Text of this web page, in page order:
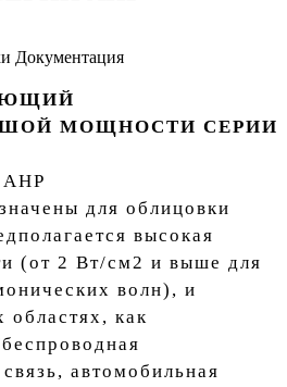
Документация
МОЩНОСТИ СЕРИИ
для облицовки
высокая
(от 2 Вт/см2 и выше для
волн), и
областях, как
автомобильная